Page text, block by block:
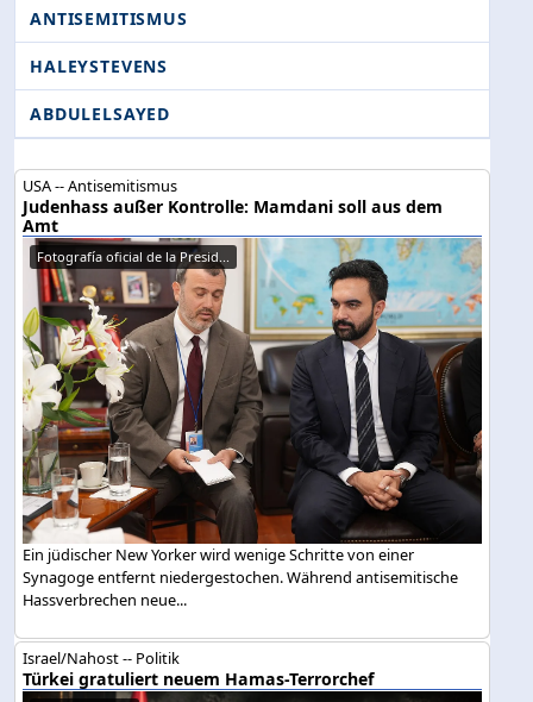
ANTISEMITISMUS
HALEYSTEVENS
ABDULELSAYED
USA -- Antisemitismus
Judenhass außer Kontrolle: Mamdani soll aus dem
Amt
Fotografía oficial de la Presid...
Ein jüdischer New Yorker wird wenige Schritte von einer
Synagoge entfernt niedergestochen. Während antisemitische
Hassverbrechen neue...
Israel/Nahost -- Politik
Türkei gratuliert neuem Hamas-Terrorchef